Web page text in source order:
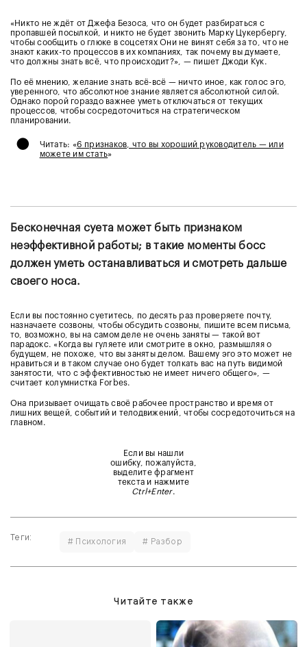
«Никто не ждёт от Джефа Безоса, что он будет разбираться с
пропавшей посылкой, и никто не будет звонить Марку Цукербергу,
чтобы сообщить о глюке в соцсетях Они не винят себя за то, что не
знают каких-то процессов в их компаниях, так почему вы думаете,
что должны знать всё, что происходит?», — пишет Джоди Кук.
По её мнению, желание знать всё-всё — ничто иное, как голос эго,
уверенного, что абсолютное знание является абсолютной силой.
Однако порой гораздо важнее уметь отключаться от текущих
процессов, чтобы сосредоточиться на стратегическом
планировании.
• Читать: «6 признаков, что вы хороший руководитель — или
можете им стать»
Бесконечная суета может быть признаком
неэффективной работы; в такие моменты босс
должен уметь останавливаться и смотреть дальше
своего носа.
Если вы постоянно суетитесь, по десять раз проверяете почту,
назначаете созвоны, чтобы обсудить созвоны, пишите всем письма,
то, возможно, вы на самом деле не очень заняты — такой вот
парадокс. «Когда вы гуляете или смотрите в окно, размышляя о
будущем, не похоже, что вы заняты делом. Вашему эго это может не
нравиться и в таком случае оно будет толкать вас на путь видимой
занятости, что с эффективностью не имеет ничего общего», —
считает колумнистка Forbes.
Она призывает очищать своё рабочее пространство и время от
лишних вещей, событий и телодвижений, чтобы сосредоточиться на
главном.
Если вы нашли
ошибку, пожалуйста,
выделите фрагмент
текста и нажмите
Ctrl+Enter.
Теги: # Психология # Разбор
Читайте также